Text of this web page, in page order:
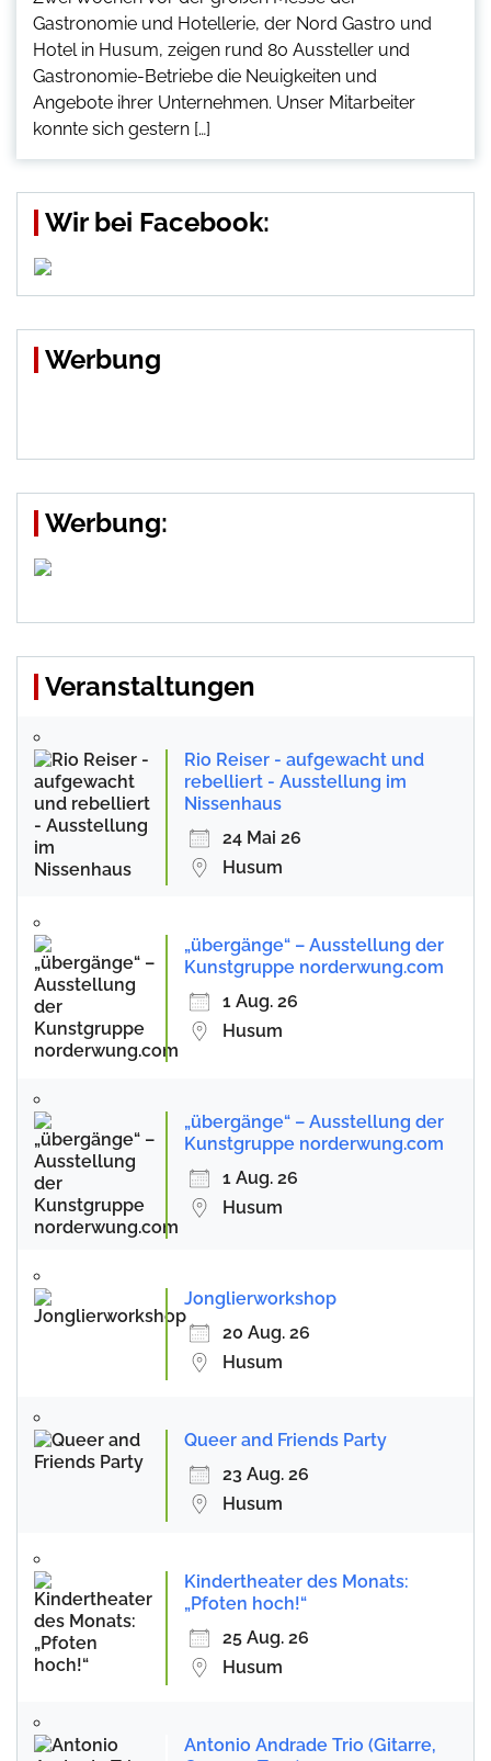
Gastronomie und Hotellerie, der Nord Gastro und
Hotel in Husum, zeigen rund 80 Aussteller und
Gastronomie-Betriebe die Neuigkeiten und
Angebote ihrer Unternehmen. Unser Mitarbeiter
konnte sich gestern […]
Wir bei Facebook:
Werbung
Werbung:
Veranstaltungen
Rio Reiser - aufgewacht und
rebelliert - Ausstellung im
Nissenhaus
24 Mai 26
Husum
„übergänge“ – Ausstellung der
Kunstgruppe norderwung.com
1 Aug. 26
Husum
„übergänge“ – Ausstellung der
Kunstgruppe norderwung.com
1 Aug. 26
Husum
Jonglierworkshop
20 Aug. 26
Husum
Queer and Friends Party
23 Aug. 26
Husum
Kindertheater des Monats:
„Pfoten hoch!“
25 Aug. 26
Husum
Antonio Andrade Trio (Gitarre,